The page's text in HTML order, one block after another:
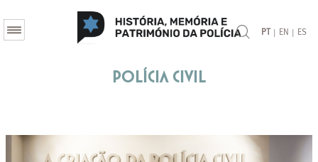
PT | EN | ES
Polícia Civil